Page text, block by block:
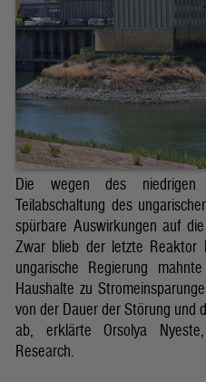
Die wegen des niedrigen
Teilabschaltung des
spürbare Auswirkungen auf
Zwar blieb der letzte Reaktor
ungarische Regierung
Haushalte zu
von der Dauer der Störung und
ab, erklärte Orsolya
Research.